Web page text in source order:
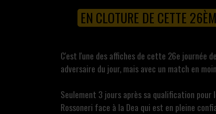
EN CLOTURE DE CETTE
C'est l'une des affiches de cette 26e journée
adversaire du jour, mais avec un match en
Seulement 3 jours après sa qualification pour
Rossoneri face à la Dea qui est en pleine